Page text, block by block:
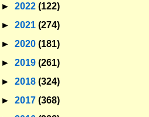
► 2022 (122)
► 2021 (274)
► 2020 (181)
► 2019 (261)
► 2018 (324)
► 2017 (368)